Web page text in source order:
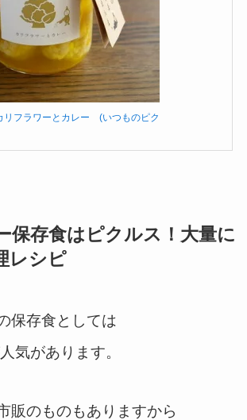
リフラワーとカレー (いつものピク
保存食はピクルス！大量に
レシピ
保存食としては
気があります。
販のものもありますから